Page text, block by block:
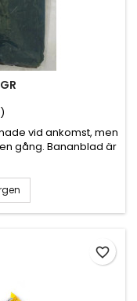
vid ankomst, men
gång. Bananblad är
grisen) där man
och sedan lager i
så lagar i lerkruka i
Bayless som...
favorite_border